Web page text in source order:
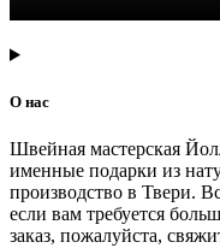
О нас
Швейная мастерская
именные подарки из
производство в Твери.
если вам требуется
заказ, пожалуйста,